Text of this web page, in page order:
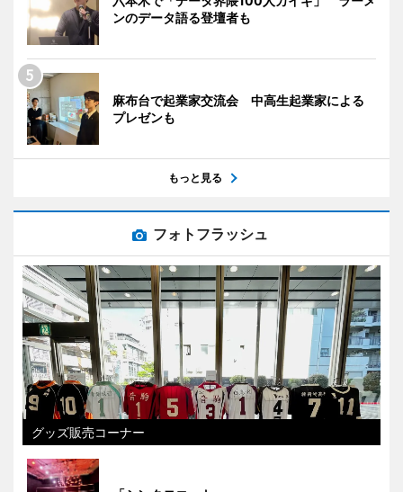
ンのデータ語る登壇者も
麻布台で起業家交流会 中高生起業家による
プレゼンも
もっと見る
フォトフラッシュ
グッズ販売コーナー